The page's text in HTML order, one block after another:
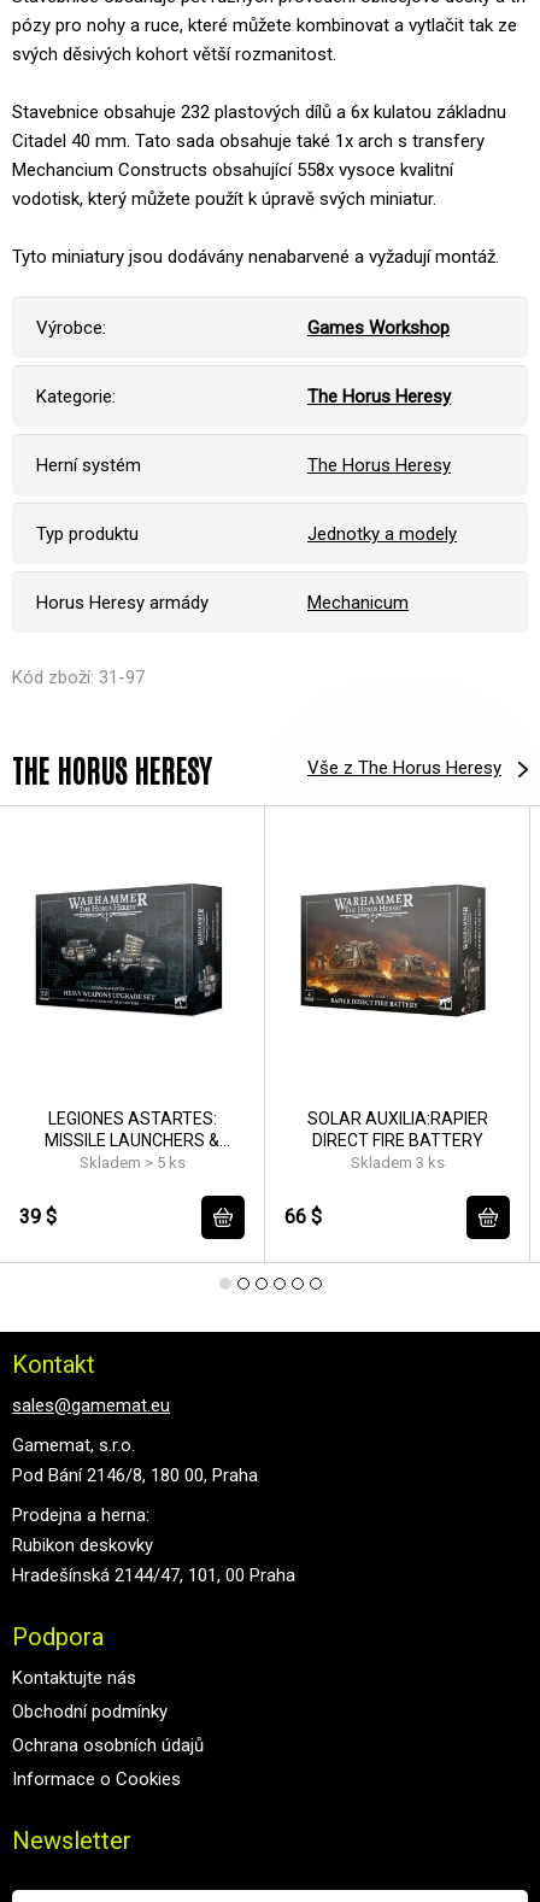
pózy pro nohy a ruce, které můžete kombinovat a vytlačit tak ze
svých děsivých kohort větší rozmanitost.
Stavebnice obsahuje 232 plastových dílů a 6x kulatou základnu
Citadel 40 mm. Tato sada obsahuje také 1x arch s transfery
Mechancium Constructs obsahující 558x vysoce kvalitní
vodotisk, který můžete použít k úpravě svých miniatur.
Tyto miniatury jsou dodávány nenabarvené a vyžadují montáž.
Výrobce: Games Workshop
Kategorie: The Horus Heresy
Herní systém The Horus Heresy
Typ produktu Jednotky a modely
Horus Heresy armády Mechanicum
Kód zboží: 31-97
THE HORUS HERESY Vše z The Horus Heresy
LEGIONES ASTARTES:
MISSILE LAUNCHERS &
HEAVY BOLTERS
Skladem > 5 ks
39 $
SOLAR AUXILIA:RAPIER
DIRECT FIRE BATTERY
Skladem 3 ks
66 $
Kontakt
sales@gamemat.eu
Gamemat, s.r.o.
Pod Bání 2146/8, 180 00, Praha
Prodejna a herna:
Rubikon deskovky
Hradešínská 2144/47, 101, 00 Praha
Podpora
Kontaktujte nás
Obchodní podmínky
Ochrana osobních údajů
Informace o Cookies
Newsletter